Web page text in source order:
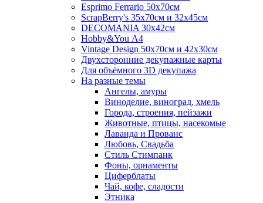
Esprimo Ferrario 50х70см
ScrapBerry's 35х70см и 32х45см
DECOMANIA 30х42см
Hobby&You А4
Vintage Design 50х70см и 42х30см
Двухсторонние декупажные карты
Для объёмного 3D декупажа
На разные темы
Ангелы, амуры
Виноделие, виноград, хмель
Города, строения, пейзажи
Животные, птицы, насекомые
Лаванда и Прованс
Любовь, Свадьба
Стиль Стимпанк
Фоны, орнаменты
Циферблаты
Чай, кофе, сладости
Этника